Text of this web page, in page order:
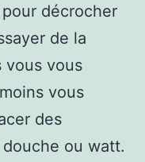
décrocher
de la
vous vous
vous
des
douche ou watt.